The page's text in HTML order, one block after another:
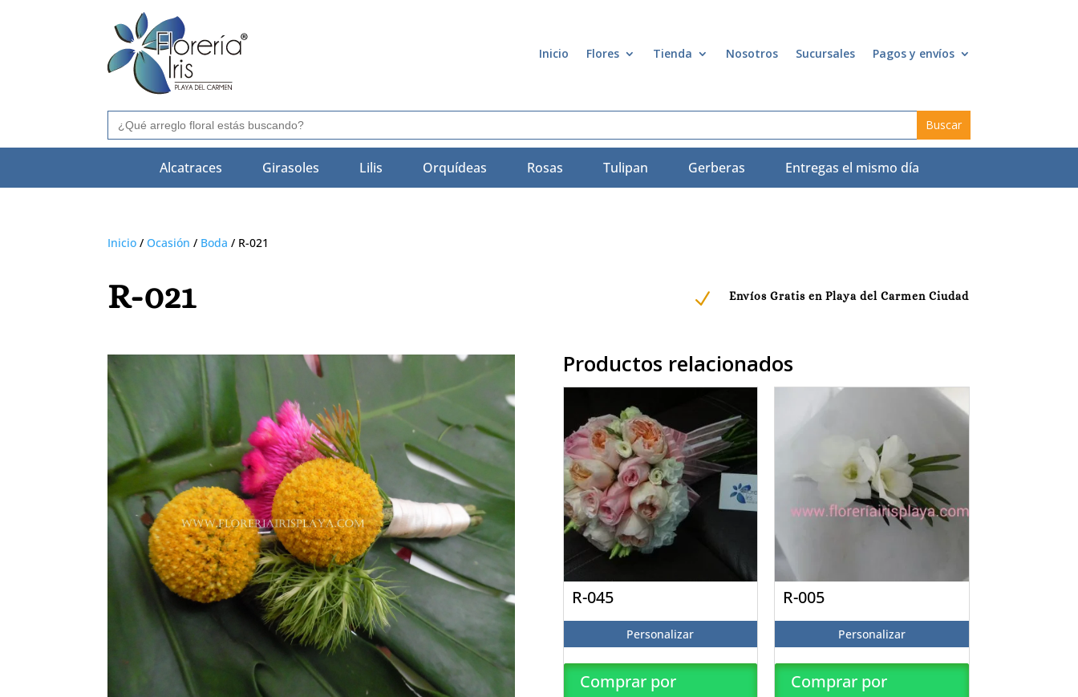
Inicio Flores Tienda Nosotros Sucursales Pagos y envíos
Buscar:
Alcatraces Girasoles Lilis Orquídeas Rosas Tulipan Gerberas Entregas el mismo día
Inicio /Ocasión / Boda / R-021
R-021 N Envíos Gratis en Playa del Carmen Ciudad
Productos relacionados
R-045
Personalizar
Comprar por
R-005
Personalizar
Comprar por